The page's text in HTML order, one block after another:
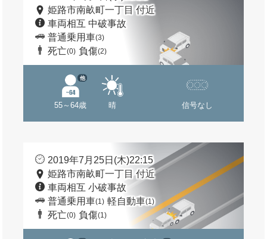
姫路市南畝町一丁目 付近
車両相互 中破事故
普通乗用車(3)
死亡(0) 負傷(2)
55～64歳
他
晴 信号なし
2019年7月25日(木)22:15
姫路市南畝町一丁目 付近
車両相互 小破事故
普通乗用車(1) 軽自動車(1)
死亡(0) 負傷(1)